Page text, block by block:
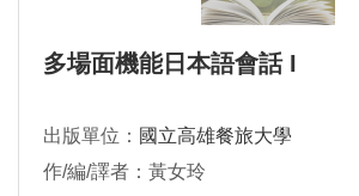
多場面機能日本語會話 I
出版單位： 國立高雄餐旅大學
作/編/譯者：黃女玲